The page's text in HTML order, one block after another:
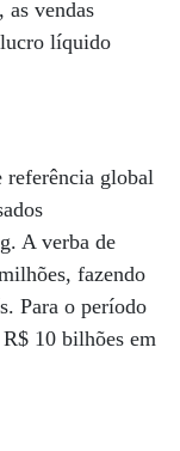
as vendas
líquido
referência global
A verba de
fazendo
Para o período
R$ 10 bilhões em